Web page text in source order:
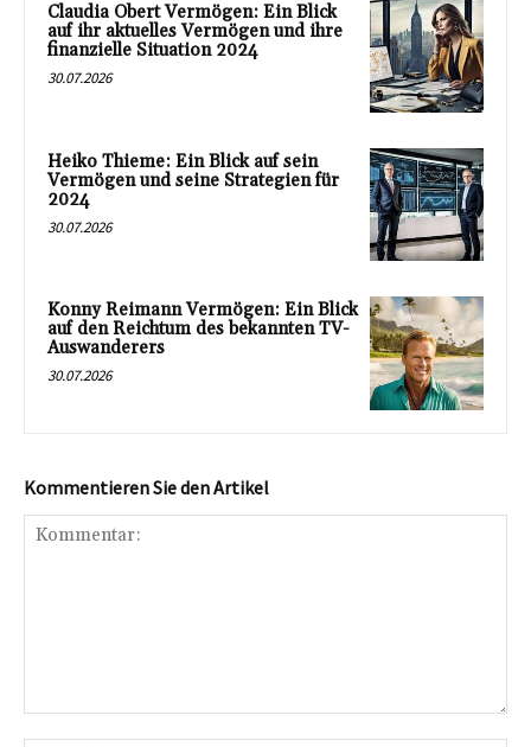
Claudia Obert Vermögen: Ein Blick
auf ihr aktuelles Vermögen und ihre
finanzielle Situation 2024
30.07.2026
Heiko Thieme: Ein Blick auf sein
Vermögen und seine Strategien für
2024
30.07.2026
Konny Reimann Vermögen: Ein Blick
auf den Reichtum des bekannten TV-
Auswanderers
30.07.2026
Kommentieren Sie den Artikel